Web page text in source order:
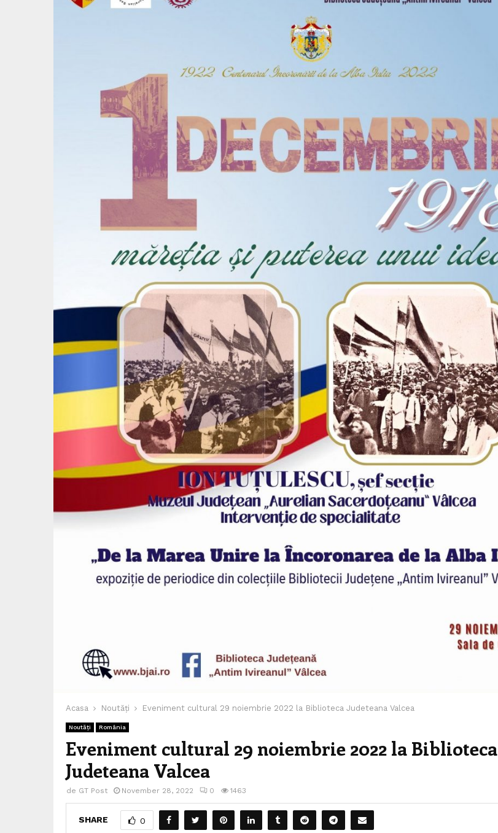
Acasa Noutăți Eveniment cultural 29 noiembrie 2022 la Biblioteca Judeteana Valcea
Noutăți România
Eveniment cultural 29 noiembrie 2022 la Biblioteca
Judeteana Valcea
de GT Post November 28, 2022 0 1463
SHARE 0